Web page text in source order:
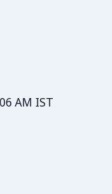
AM IST